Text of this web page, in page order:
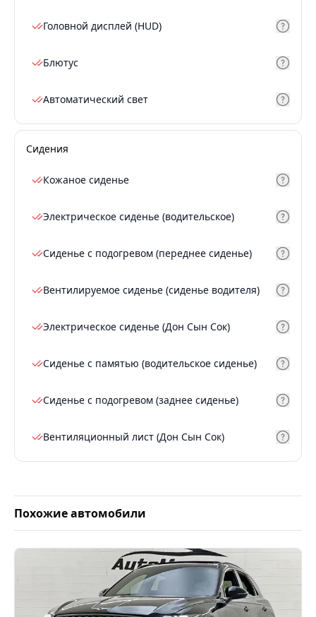
Головной дисплей (HUD)
Блютус
Автоматический свет
Сидения
Кожаное сиденье
Электрическое сиденье (водительское)
Сиденье с подогревом (переднее сиденье)
Вентилируемое сиденье (сиденье водителя)
Электрическое сиденье (Дон Сын Сок)
Сиденье с памятью (водительское сиденье)
Сиденье с подогревом (заднее сиденье)
Вентиляционный лист (Дон Сын Сок)
Похожие автомобили